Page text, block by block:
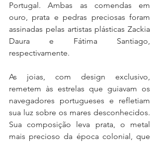
Portugal. Ambas as comendas em
ouro, prata e pedras preciosas foram
assinadas pelas artistas plásticas Zackia
Daura e Fátima Santiago,
respectivamente.
As joias, com design exclusivo,
remetem às estrelas que guiavam os
navegadores portugueses e refletiam
sua luz sobre os mares desconhecidos.
Sua composição leva prata, o metal
mais precioso da época colonial, que